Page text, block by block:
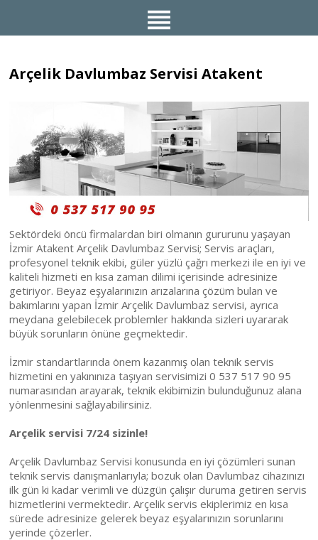
Arçelik Davlumbaz Servisi Atakent
Sektördeki öncü firmalardan biri olmanın gururunu yaşayan
İzmir Atakent Arçelik Davlumbaz Servisi; Servis araçları,
profesyonel teknik ekibi, güler yüzlü çağrı merkezi ile en iyi ve
kaliteli hizmeti en kısa zaman dilimi içerisinde adresinize
getiriyor. Beyaz eşyalarınızın arızalarına çözüm bulan ve
bakımlarını yapan İzmir Arçelik Davlumbaz servisi, ayrıca
meydana gelebilecek problemler hakkında sizleri uyararak
büyük sorunların önüne geçmektedir.
İzmir standartlarında önem kazanmış olan teknik servis
hizmetini en yakınınıza taşıyan servisimizi 0 537 517 90 95
numarasından arayarak, teknik ekibimizin bulunduğunuz alana
yönlenmesini sağlayabilirsiniz.
Arçelik servisi 7/24 sizinle!
Arçelik Davlumbaz Servisi konusunda en iyi çözümleri sunan
teknik servis danışmanlarıyla; bozuk olan Davlumbaz cihazınızı
ilk gün ki kadar verimli ve düzgün çalışır duruma getiren servis
hizmetlerini vermektedir. Arçelik servis ekiplerimiz en kısa
sürede adresinize gelerek beyaz eşyalarınızın sorunlarını
yerinde çözerler.